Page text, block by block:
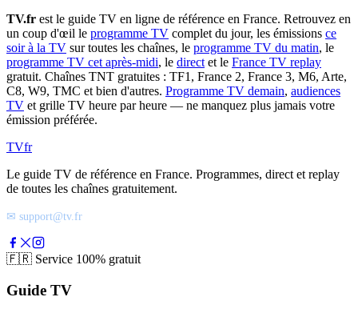
TV.fr est le guide TV en ligne de référence en France. Retrouvez en
un coup d'œil le programme TV complet du jour, les émissions ce
soir à la TV sur toutes les chaînes, le programme TV du matin, le
programme TV cet après-midi, le directet le France TV replay
gratuit. Chaînes TNT gratuites : TF1, France 2, France 3, M6, Arte,
C8, W9, TMC et bien d'autres. Programme TV demain, audiences
TV et grille TV heure par heure — ne manquez plus jamais votre
émission préférée.
TVfr
Le guide TV de référence en France. Programmes, direct et replay
de toutes les chaînes gratuitement.
✉ support@tv.fr
🇫🇷 Service 100% gratuit
Guide TV